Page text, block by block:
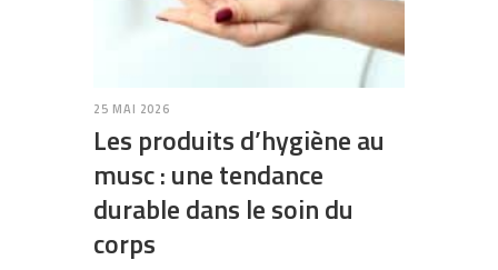
25 MAI 2026
Les produits d’hygiène au
musc : une tendance
durable dans le soin du
corps